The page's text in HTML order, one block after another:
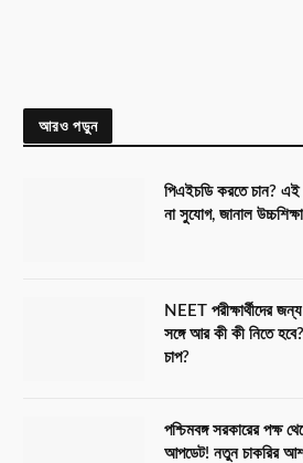
আরও পড়ুন
পিএইচডি করতে চান?
না সুযোগ, জানাল
NEET পরীক্ষার্থীদের
সঙ্গে আর কী কী নিতে
চাপ?
পশ্চিমবঙ্গ সরকারের পক্ষ
আপডেট! নতুন চাকরির